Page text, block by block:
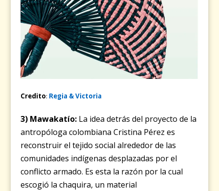
Credito: Regia & Victoria
3) Mawakatío: La idea detrás del proyecto de la
antropóloga colombiana Cristina Pérez es
reconstruir el tejido social alrededor de las
comunidades indígenas desplazadas por el
conflicto armado. Es esta la razón por la cual
escogió la chaquira, un material